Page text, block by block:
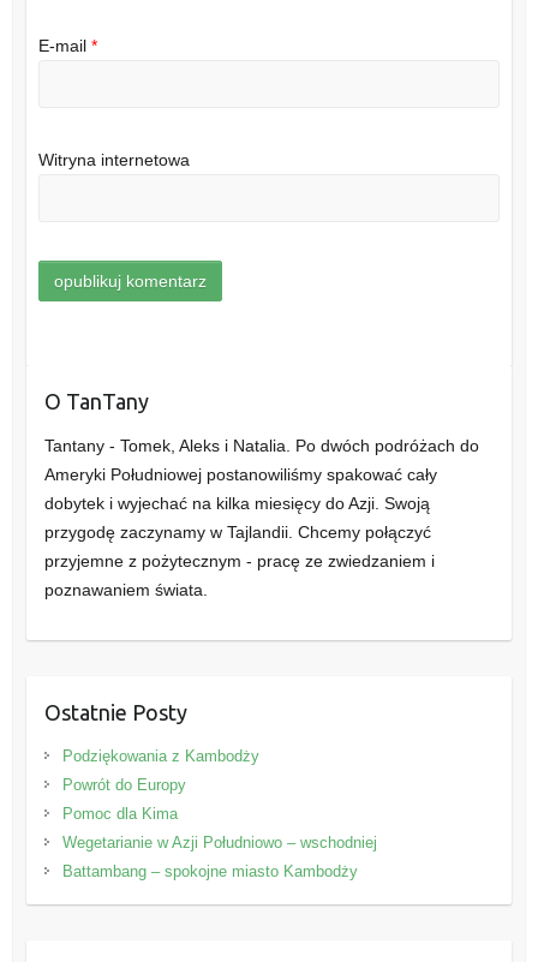
E-mail *
Witryna internetowa
O TanTany
Tantany - Tomek, Aleks i Natalia. Po dwóch podróżach do
Ameryki Południowej postanowiliśmy spakować cały
dobytek i wyjechać na kilka miesięcy do Azji. Swoją
przygodę zaczynamy w Tajlandii. Chcemy połączyć
przyjemne z pożytecznym - pracę ze zwiedzaniem i
poznawaniem świata.
Ostatnie Posty
Podziękowania z Kambodży
Powrót do Europy
Pomoc dla Kima
Wegetarianie w Azji Południowo – wschodniej
Battambang – spokojne miasto Kambodży